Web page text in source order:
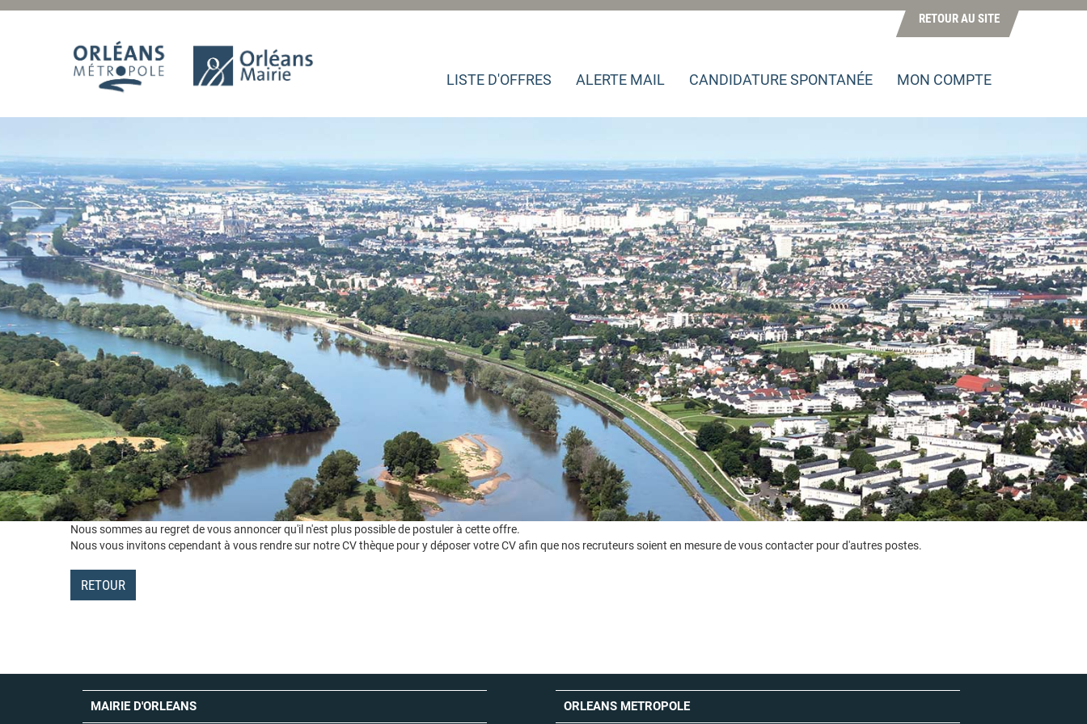
RETOUR AU SITE
LISTE D'OFFRES ALERTE MAIL CANDIDATURE SPONTANÉE MON COMPTE
Nous sommes au regret de vous annoncer qu'il n'est plus possible de postuler à cette offre.
Nous vous invitons cependant à vous rendre sur notre CV thèque pour y déposer votre CV afin que nos recruteurs soient en mesure de vous contacter pour d'autres postes.
RETOUR
MAIRIE D'ORLEANS ORLEANS METROPOLE
Panneau de gestion des cookies